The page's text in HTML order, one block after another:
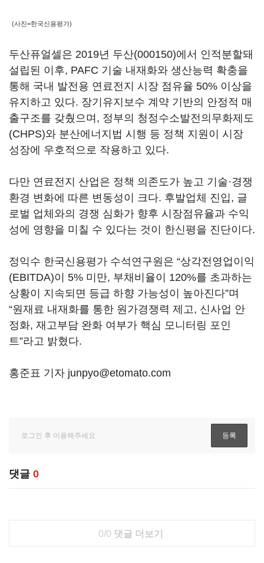
(사진=한국신용평가)
두산퓨얼셀은 2019년 두산(000150)에서 인적분할돼
설립된 이후, PAFC 기술 내재화와 생산능력 확충을
통해 국내 발전용 연료전지 시장 점유율 50% 이상을
유지하고 있다. 장기유지보수 계약 기반의 안정적 매
출구조를 갖췄으며, 정부의 청정수소발전의무화제도
(CHPS)와 분산에너지법 시행 등 정책 지원이 시장
성장에 우호적으로 작용하고 있다.
다만 연료전지 산업은 정책 의존도가 높고 기술·경쟁
환경 변화에 따른 변동성이 크다. 후발업체 진입, 글
로벌 업체와의 경쟁 심화가 향후 시장점유율과 수익
성에 영향을 미칠 수 있다는 것이 한신평을 진단이다.
정익수 한국신용평가 수석연구원은 “상각전영업이익
(EBITDA)이 5% 미만, 부채비율이 120%를 초과하는
상황이 지속되면 등급 하향 가능성이 높아진다”며
“원재료 내재화를 통한 원가경쟁력 제고, 신사업 안
정화, 재고부담 완화 여부가 핵심 모니터링 포인
트”라고 밝혔다.
홍준표 기자 junpyo@etomato.com
댓글 0
0/0 댓글 더보기